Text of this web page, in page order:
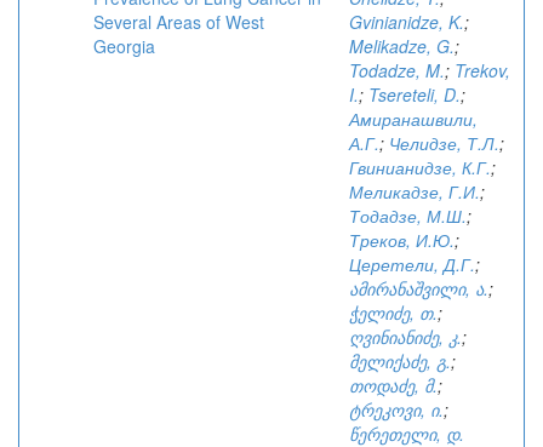
Several Areas of West
Georgia
Gvinianidze, K.;
Melikadze, G.;
Todadze, M.; Trekov,
I.; Tsereteli, D.;
Амиранашвили,
А.Г.; Челидзе, Т.Л.;
Гвинианидзе, К.Г.;
Меликадзе, Г.И.;
Тодадзе, М.Ш.;
Треков, И.Ю.;
Церетели, Д.Г.;
ამირანაშვილი, ა.;
ჭელიძე, თ.;
ღვინიანიძე, კ.;
მელიქაძე, გ.;
თოდაძე, მ.;
ტრეკოვი, ი.;
წერეთელი, დ.